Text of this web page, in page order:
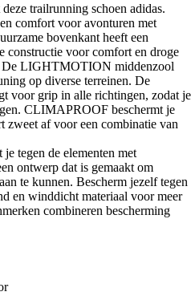
trailrunning schoen adidas.
comfort voor avonturen met
bovenkant heeft een
constructie voor comfort en droge
De LIGHTMOTION middenzool
op diverse terreinen. De
voor grip in alle richtingen, zodat je
CLIMAPROOF beschermt je
zweet af voor een combinatie van
tegen de elementen met
ontwerp dat is gemaakt om
te kunnen. Bescherm jezelf tegen
en winddicht materiaal voor meer
combineren bescherming